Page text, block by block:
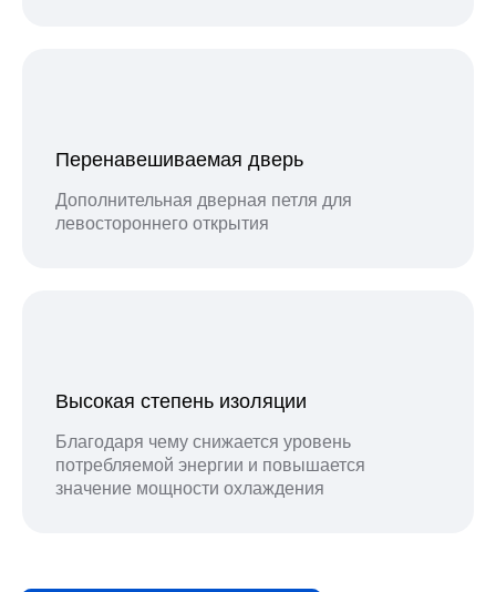
Перенавешиваемая дверь
Дополнительная дверная петля для
левостороннего открытия
Высокая степень изоляции
Благодаря чему снижается уровень
потребляемой энергии и повышается
значение мощности охлаждения